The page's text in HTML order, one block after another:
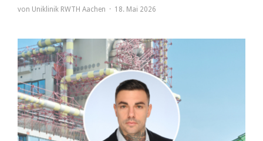
von Uniklinik RWTH Aachen 18. Mai 2026